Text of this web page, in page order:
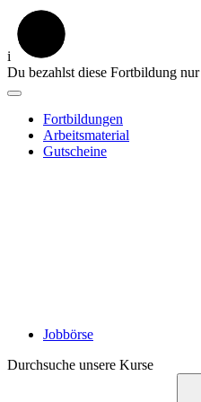
i
Du bezahlst diese Fortbildung nur
Fortbildungen
Arbeitsmaterial
Gutscheine
Jobbörse
Durchsuche unsere Kurse